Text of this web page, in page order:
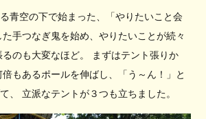
青空の下で始まった、「やりたいこと会
手つなぎ鬼を始め、やりたいことが続々
のも大変なほど。 まずはテント張りか
もあるポールを伸ばし、「う～ん！」と
、 立派なテントが３つも立ちました。